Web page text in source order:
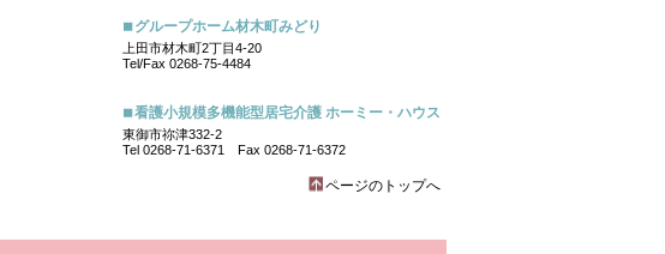
グループホーム材木町みどり
上田市材木町2丁目4-20
Tel/Fax 0268-75-4484
看護小規模多機能型居宅介護 ホーミー・ハウス
東御市祢津332-2
Tel 0268-71-6371 Fax 0268-71-6372
ページのトップへ